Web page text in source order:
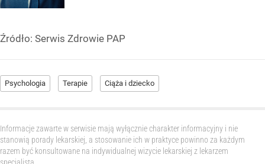
Źródło: Serwis Zdrowie PAP
Psychologia Terapie Ciąża i dziecko
Informacje zawarte w serwisie mają wyłącznie charakter informacyjny i nie
stanowią porady lekarskiej, a stosowanie ich w praktyce powinno za każdym
razem być konsultowane na indywidualnej wizycie lekarskiej z lekarzem
specjalistą.